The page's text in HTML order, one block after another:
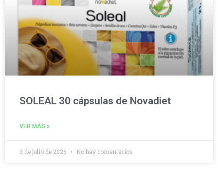
SOLEAL 30 cápsulas de Novadiet
VER MÁS »
3 de julio de 2025 No hay comentarios